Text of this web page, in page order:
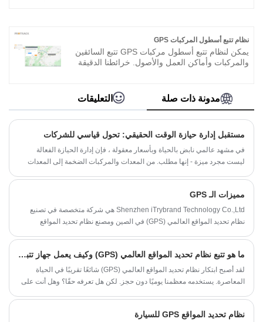
إلى تتبع سائقك المراهق في أول رحلة على الطريق.
توقع تغطية موثوقة وتحديثات دقيقة لكل حركة.
نظام تتبع أسطول المركبات GPS
يمكن لنظام تتبع أسطول مركبات GPS تتبع السائقين
والمركبات وأماكن العمل والأصول. خرائطنا الدقيقة
GPS المواقع والطرق في الوقت الفعلي. عرض كل
توقف وبداية وتقارير سريعة وغير ذلك الكثير. ما
مدونة ذات صلة التعليقات
مستقبل إدارة حيازة الوقت الحقيقي: تحول قياسي للشركات
في مشهد عالمي نابض بالحياة وبأسعار معقولة ، فإن إدارة الحيازة الفعالة
ليست مجرد ميزة - إنها مطلب. من المعدات والمركبات الضخمة إلى المعدات
مميزات الـ GPS
Shenzhen iTrybrand Technology Co.,Ltd هي شركة متخصصة في تصنيع
نظام تحديد المواقع العالمي (GPS) في الصين ومصنع نظام تحديد المواقع
الصناعية الجوية. (نظام تحديد المواقع الصيني)
ما هو تتبع نظام تحديد المواقع العالمي (GPS) وكيف يعمل جهاز تتبع نظام تحديد المواقع (GPS)؟
لقد أصبح ابتكار نظام تحديد المواقع العالمي (GPS) شائعًا تقريبًا في الحياة
المعاصرة. يستخدمه معظمنا يوميًا دون حجز. لكن هل تعرفه حقًا؟ وهل أنت على
نظام تحديد المواقع GPS للسيارة